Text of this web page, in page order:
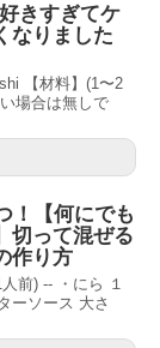
きすぎてケ
なりました
【材料】(1〜2
場合は無しで
！【何にでも
切って混ぜる
作り方
前) -- ・にら １
ーソース 大さ